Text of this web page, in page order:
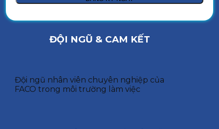
ĐỘI NGŨ & CAM KẾT
Đội ngũ nhân viên chuyên nghiệp của
FACO trong môi trường làm việc